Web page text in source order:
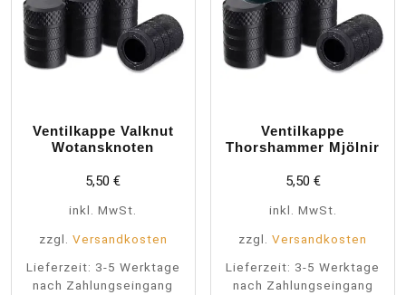
Ventilkappe Valknut
Wotansknoten
5,50€
inkl. MwSt.
zzgl. Versandkosten
Lieferzeit: 3-5 Werktage
nach Zahlungseingang
Ventilkappe
Thorshammer Mjölnir
5,50 €
inkl. MwSt.
zzgl.Versandkosten
Lieferzeit: 3-5 Werktage
nach Zahlungseingang